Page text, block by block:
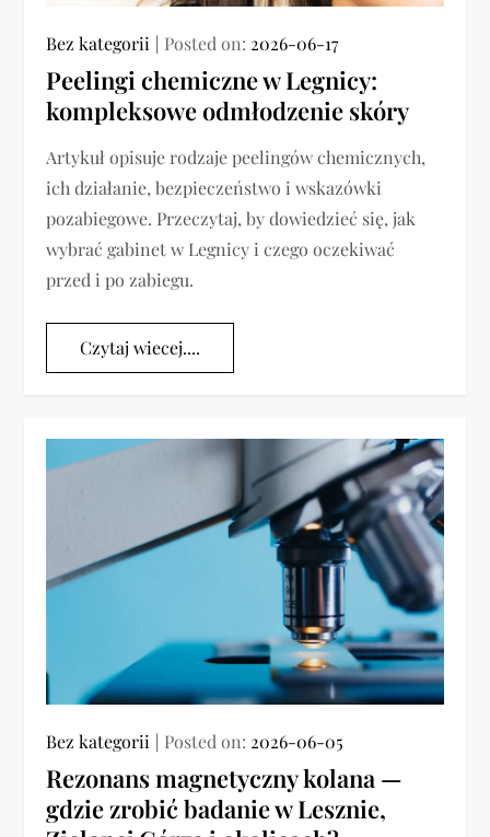
Bez kategorii Posted on: 2026-06-17
Peelingi chemiczne w Legnicy:
kompleksowe odmłodzenie skóry
Artykuł opisuje rodzaje peelingów chemicznych,
ich działanie, bezpieczeństwo i wskazówki
pozabiegowe. Przeczytaj, by dowiedzieć się, jak
wybrać gabinet w Legnicy i czego oczekiwać
przed i po zabiegu.
Czytaj wiecej....
Bez kategorii Posted on: 2026-06-05
Rezonans magnetyczny kolana —
gdzie zrobić badanie w Lesznie,